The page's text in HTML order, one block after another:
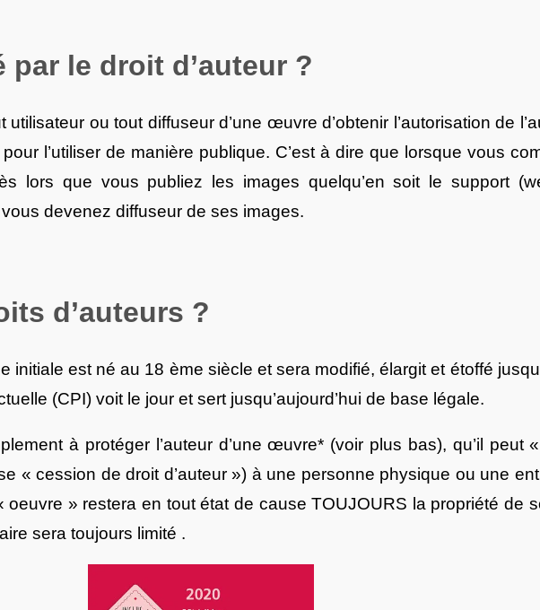
le droit d’auteur ?
utilisateur ou tout diffuseur d’une œuvre d’obtenir l’autorisation de
l’utiliser de manière publique. C’est à dire que lorsque vous
lors que vous publiez les images quelqu’en soit le support
devenez diffuseur de ses images.
d’auteurs ?
initiale est né au 18 ème siècle et sera modifié, élargit et étoffé
(CPI) voit le jour et sert jusqu’aujourd’hui de base légale.
à protéger l’auteur d’une œuvre* (voir plus bas), qu’il peut
« cession de droit d’auteur ») à une personne physique ou une
oeuvre » restera en tout état de cause TOUJOURS la propriété de
sera toujours limité .